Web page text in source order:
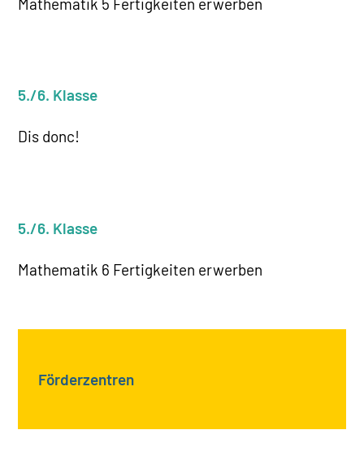
5./6. Klasse
Dis donc!
5./6. Klasse
Mathematik 6 Fertigkeiten erwerben
Förderzentren